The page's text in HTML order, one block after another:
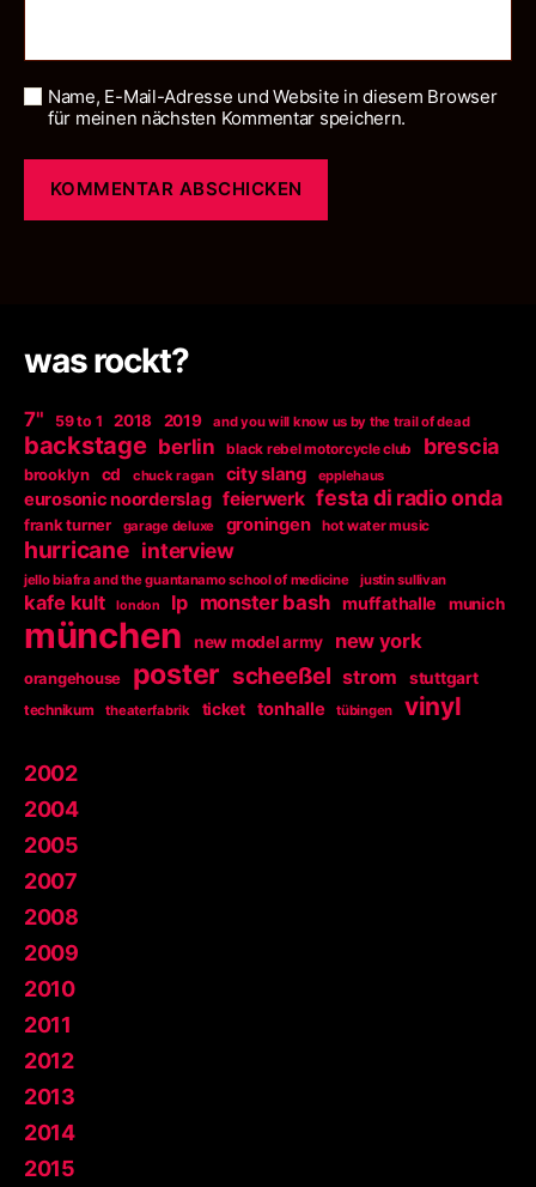
Name, E-Mail-Adresse und Website in diesem Browser
für meinen nächsten Kommentar speichern.
was rockt?
7" 59 to 1 2018 2019 and you will know us by the trail of dead
backstage berlin black rebel motorcycle club brescia
brooklyn cd chuck ragan city slang epplehaus
eurosonic noorderslag feierwerk festa di radio onda
frank turner garage deluxe groningen hot water music
hurricane interview
jello biafra and the guantanamo school of medicine justin sullivan
kafe kult london lp monster bash muffathalle munich
münchen new model army new york
orangehouse poster scheeßel strom stuttgart
technikum theaterfabrik ticket tonhalle tübingen vinyl
2002
2004
2005
2007
2008
2009
2010
2011
2012
2013
2014
2015